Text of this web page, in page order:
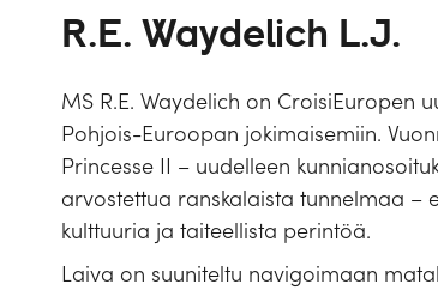
R.E. Waydelich L.J.
MS R.E. Waydelich on CroisiEuropen
Pohjois-Euroopan jokimaisemiin.
Princesse II – uudelleen
arvostettua ranskalaista tunnelmaa –
kulttuuria ja taiteellista perintöä.
Laiva on suuniteltu navigoimaan